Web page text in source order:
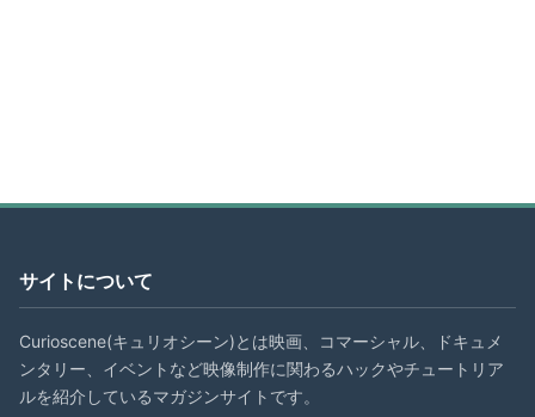
サイトについて
Curioscene(キュリオシーン)とは映画、コマーシャル、ドキュメ
ンタリー、イベントなど映像制作に関わるハックやチュートリア
ルを紹介しているマガジンサイトです。